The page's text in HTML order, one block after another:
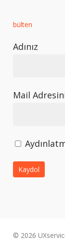
bülten
Adınız
Mail
© 2026